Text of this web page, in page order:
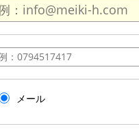
メール